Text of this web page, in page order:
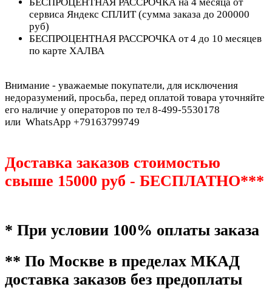
БЕСПРОЦЕНТНАЯ РАССРОЧКА на 4 месяца от
сервиса Яндекс СПЛИТ (сумма заказа до 200000
руб)
БЕСПРОЦЕНТНАЯ РАССРОЧКА от 4 до 10 месяцев
по карте ХАЛВА
Внимание - уважаемые покупатели, для исключения
недоразумений, просьба, перед оплатой товара уточняйте
его наличие у операторов по тел 8-499-5530178
или WhatsApp +79163799749
Доставка заказов стоимостью
свыше 15000 руб - БЕСПЛАТНО***
* При условии 100% оплаты заказа
** По Москве в пределах МКАД
доставка заказов без предоплаты